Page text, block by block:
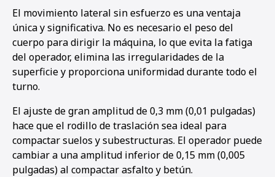
El movimiento lateral sin esfuerzo es una ventaja
única y significativa. No es necesario el peso del
cuerpo para dirigir la máquina, lo que evita la fatiga
del operador, elimina las irregularidades de la
superficie y proporciona uniformidad durante todo el
turno.
El ajuste de gran amplitud de 0,3 mm (0,01 pulgadas)
hace que el rodillo de traslación sea ideal para
compactar suelos y subestructuras. El operador puede
cambiar a una amplitud inferior de 0,15 mm (0,005
pulgadas) al compactar asfalto y betún.